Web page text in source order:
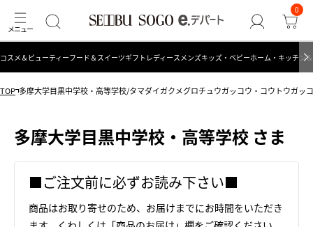
0
コスメ＆ビューティーフード＆スイーツギフト レディース メンズキッズ・ベビーホーム・キッチン
TOP 多摩大学目黒中学校・高等学校/タマダイガクメグロチュウガッコウ・コウトウガッ
多摩大学目黒中学校・高等学校 さま
■ご注文前に必ずお読み下さい■
商品はお取り寄せのため、お届けまでにお時間をいただき